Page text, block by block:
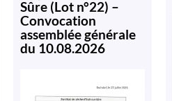
Sûre (Lot n°22) –
Convocation
assemblée générale
du 10.08.2026